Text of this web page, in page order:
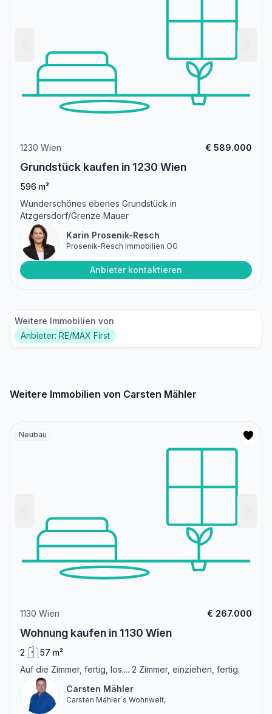
1230 Wien € 589.000
Grundstück kaufen in 1230 Wien
596 m²
Wunderschönes ebenes Grundstück in
Atzgersdorf/Grenze Mauer
Karin Prosenik-Resch
Prosenik-Resch Immobilien OG
Anbieter kontaktieren
Weitere Immobilien von
Anbieter: RE/MAX First
Weitere Immobilien von Carsten Mähler
Neubau
1130 Wien € 267.000
Wohnung kaufen in 1130 Wien
2
57 m²
Auf die Zimmer, fertig, los.... 2 Zimmer, einziehen, fertig.
Carsten Mähler
Carsten Mähler`s Wohnwelt,